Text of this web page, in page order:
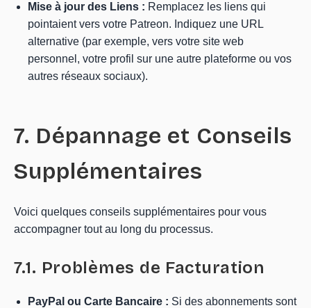
Mise à jour des Liens : Remplacez les liens qui
pointaient vers votre Patreon. Indiquez une URL
alternative (par exemple, vers votre site web
personnel, votre profil sur une autre plateforme ou vos
autres réseaux sociaux).
7. Dépannage et Conseils
Supplémentaires
Voici quelques conseils supplémentaires pour vous
accompagner tout au long du processus.
7.1. Problèmes de Facturation
PayPal ou Carte Bancaire : Si des abonnements sont